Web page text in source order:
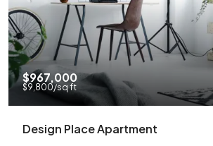
$967,000
$9,800/sq ft
Design Place Apartment